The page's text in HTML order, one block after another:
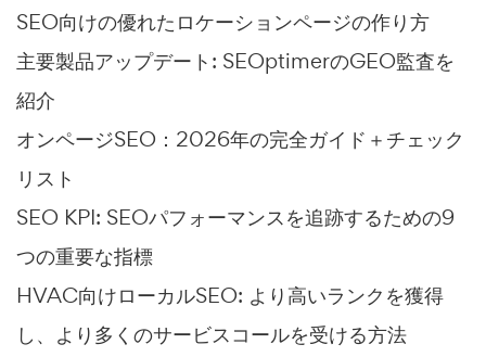
SEO向けの優れたロケーションページの作り方
主要製品アップデート: SEOptimerのGEO監査を
紹介
オンページSEO：2026年の完全ガイド＋チェック
リスト
SEO KPI: SEOパフォーマンスを追跡するための9
つの重要な指標
HVAC向けローカルSEO: より高いランクを獲得
し、より多くのサービスコールを受ける方法